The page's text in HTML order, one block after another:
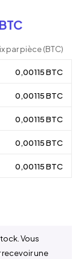
par pièce (BTC)
0,00115 BTC
0,00115 BTC
0,00115 BTC
0,00115 BTC
0,00115 BTC
Vous
une